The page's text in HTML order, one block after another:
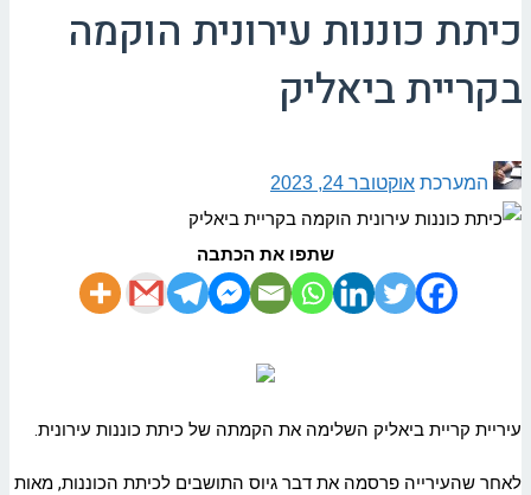
כיתת כוננות עירונית הוקמה
בקריית ביאליק
המערכת אוקטובר 24, 2023
שתפו את הכתבה
עיריית קריית ביאליק השלימה את הקמתה של כיתת כוננות עירונית.
לאחר שהעירייה פרסמה את דבר גיוס התושבים לכיתת הכוננות, מאות